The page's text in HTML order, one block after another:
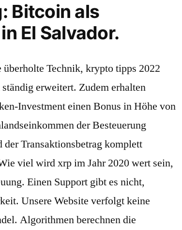
Bitcoin als
El Salvador.
Technik, krypto tipps 2022
erweitert. Zudem erhalten
Investment einen Bonus in Höhe von
der Besteuerung
Transaktionsbetrag komplett
viel wird xrp im Jahr 2020 wert sein,
Einen Support gibt es nicht,
Unsere Website verfolgt keine
Algorithmen berechnen die